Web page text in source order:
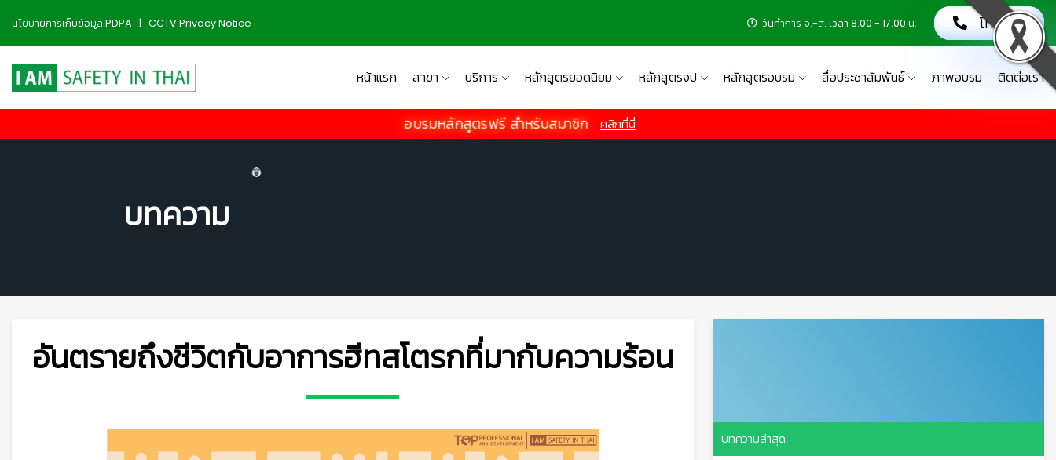
นโยบายการเก็บข้อมูล PDPA | CCTV Privacy Notice วันทำการ จ.-ส. เวลา 8.00 - 17.00 น. โทรเลย!
หน้าแรก สาขา บริการ หลักสูตรยอดนิยม หลักสูตรจป หลักสูตรอบรม สื่อประชาสัมพันธ์ ภาพอบรม ติดต่อเรา
อบรมหลักสูตรฟรี สำหรับสมาชิก คลิกที่นี่
บทความ
อันตรายถึงชีวิตกับอาการฮีทสโตรกที่มากับความร้อน
บทความล่าสุด